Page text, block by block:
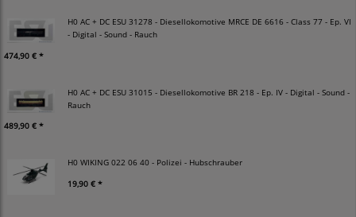
H0 AC + DC ESU 31278 - Diesellokomotive MRCE DE 6616 - Class 77 - Ep. VI
- Digital - Sound - Rauch
474,90 € *
H0 AC + DC ESU 31015 - Diesellokomotive BR 218 - Ep. IV - Digital - Sound -
Rauch
489,90 € *
H0 WIKING 022 06 40 - Polizei - Hubschrauber
19,90 € *